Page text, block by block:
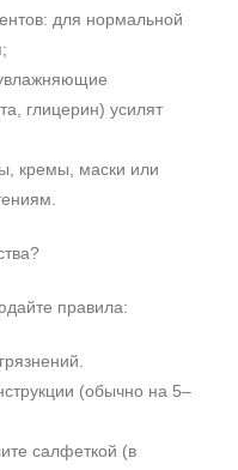
для нормальной
глицерин) усилят
кремы, маски или
правила:
(обычно на 5–
салфеткой (в
89
89